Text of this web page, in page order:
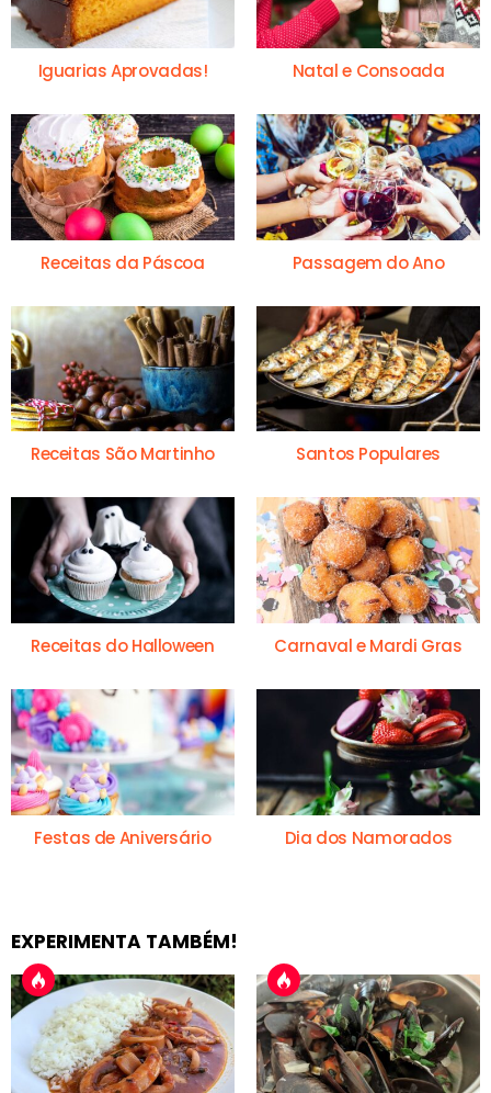
Iguarias Aprovadas! Natal e Consoada
Receitas da Páscoa Passagem do Ano
Receitas São Martinho Santos Populares
Receitas do Halloween Carnaval e Mardi Gras
Festas de Aniversário Dia dos Namorados
EXPERIMENTA TAMBÉM!